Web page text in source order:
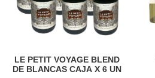
LE PETIT VOYAGE BLEND
DE BLANCAS CAJA X 6 UN